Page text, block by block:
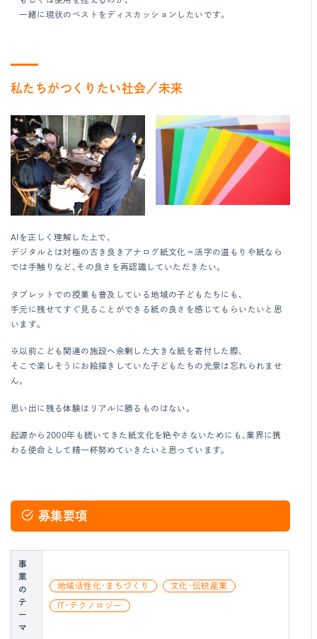
一緒に現状のベストをディスカッションしたいです。
私たちがつくりたい社会／未来
AIを正しく理解した上で、
デジタルとは対極の古き良きアナログ紙文化＝活字の温もりや紙なら
では手触りなど、その良さを再認識していただきたい。
タブレットでの授業も普及している地域の子どもたちにも、
手元に残せてすぐ見ることができる紙の良さを感じてもらいたいと思
います。
※以前こども関連の施設へ余剰した大きな紙を寄付した際、
そこで楽しそうにお絵描きしていた子どもたちの光景は忘れられませ
ん。
思い出に残る体験はリアルに勝るものはない。
起源から2000年も続いてきた紙文化を絶やさないためにも、業界に携
わる使命として精一杯努めていきたいと思っています。
募集要項
事
業
の
テ
ー
マ
地域活性化・まちづくり 文化・伝統産業
IT・テクノロジー